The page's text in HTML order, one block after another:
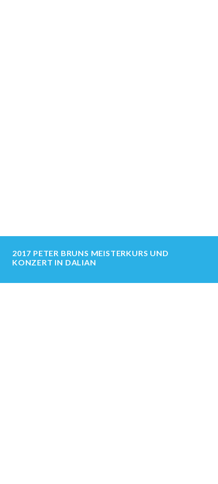
2017 PETER BRUNS MEISTERKURS UND
KONZERT IN DALIAN